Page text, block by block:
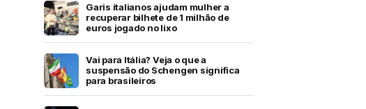
Garis italianos ajudam mulher a
recuperar bilhete de 1 milhão de
euros jogado no lixo
Vai para Itália? Veja o que a
suspensão do Schengen significa
para brasileiros